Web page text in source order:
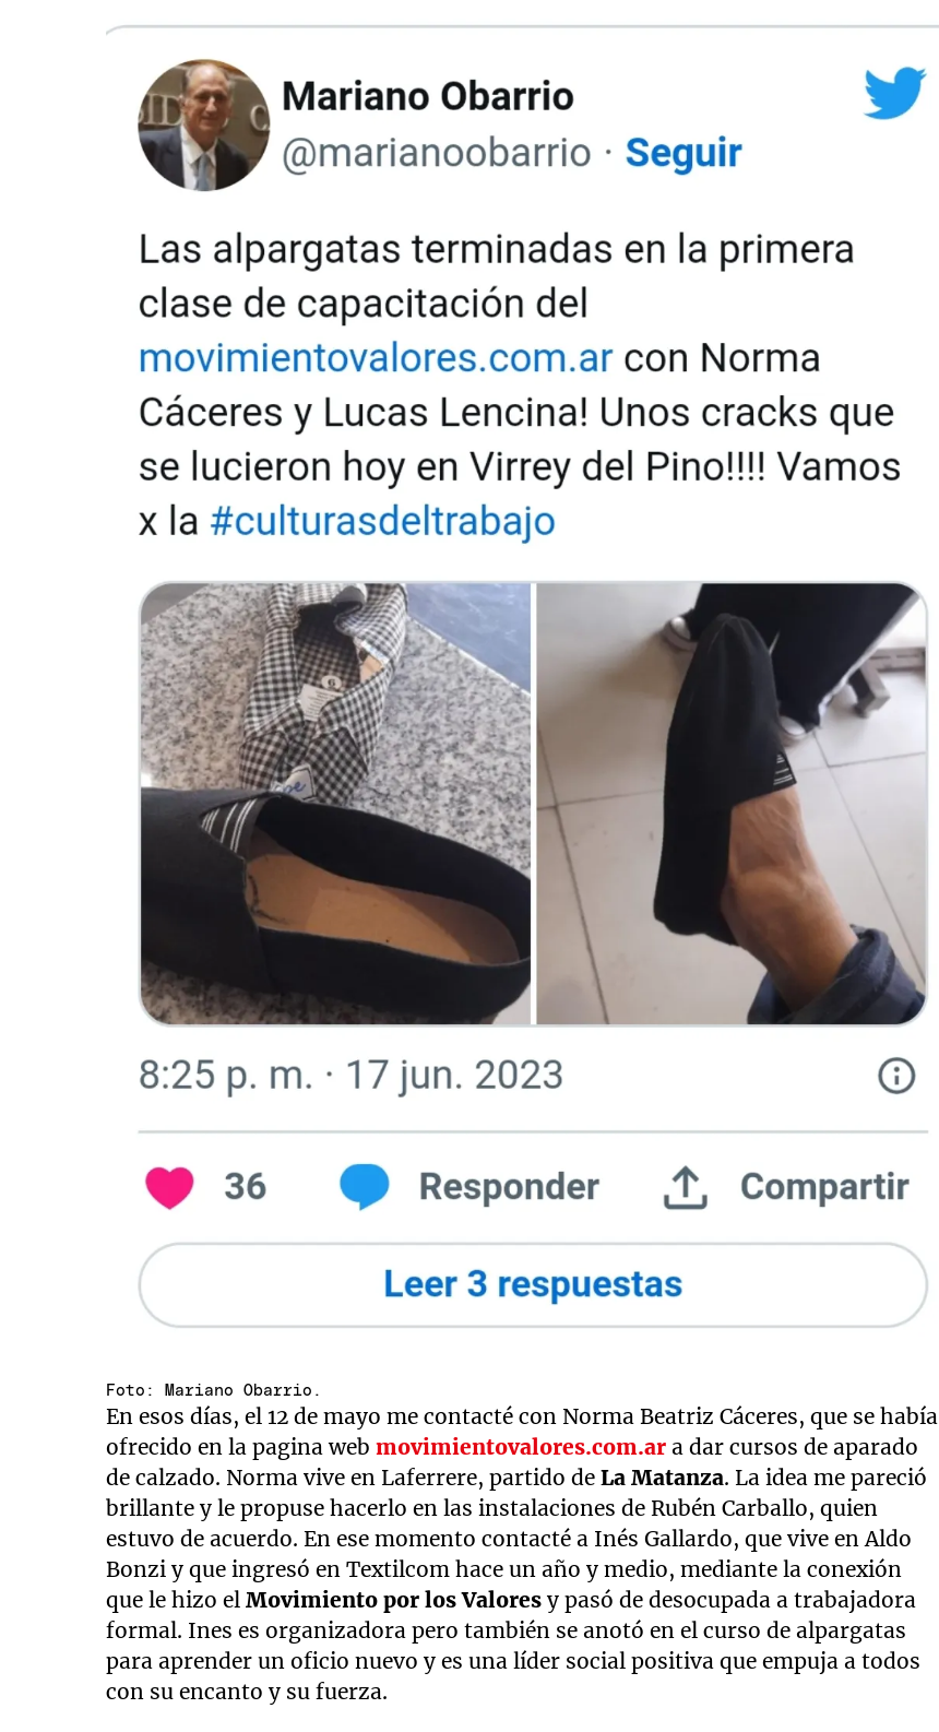
Foto: Mariano Obarrio.
En esos días, el 12 de mayo me contacté con Norma Beatriz Cáceres, que se había
ofrecido en la pagina webmovimientovalores.com.ar a dar cursos de aparado
de calzado. Norma vive en Laferrere, partido deLa Matanza. La idea me pareció
brillante y le propuse hacerlo en las instalaciones de Rubén Carballo, quien
estuvo de acuerdo. En ese momento contacté a Inés Gallardo, que vive en Aldo
Bonzi y que ingresó en Textilcom hace un año y medio, mediante la conexión
que le hizo elMovimiento por los Valores y pasó de desocupada a trabajadora
formal. Ines es organizadora pero también se anotó en el curso de alpargatas
para aprender un oficio nuevo y es una líder social positiva que empuja a todos
con su encanto y su fuerza.